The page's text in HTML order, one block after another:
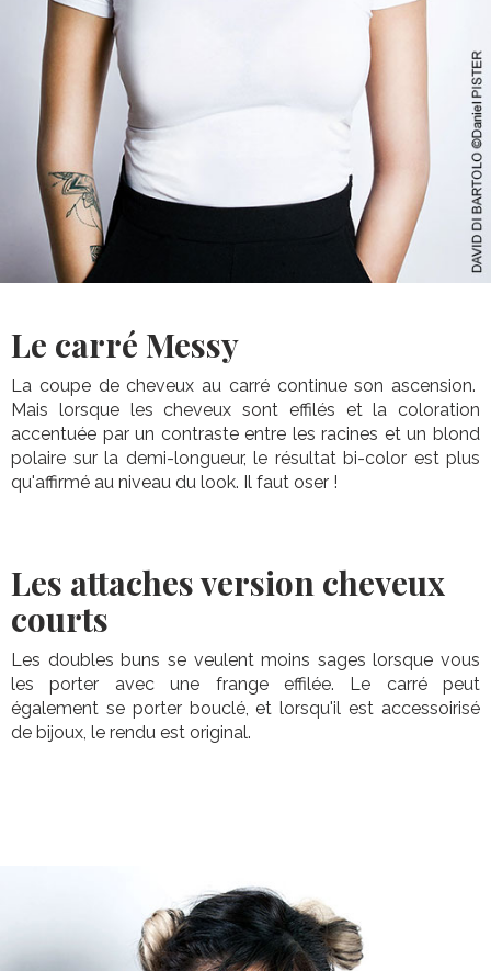
Le carré Messy
La coupe de cheveux au carré continue son ascension.
Mais lorsque les cheveux sont effilés et la coloration
accentuée par un contraste entre les racines et un blond
polaire sur la demi-longueur, le résultat bi-color est plus
qu'affirmé au niveau du look. Il faut oser !
Les attaches version cheveux
courts
Les doubles buns se veulent moins sages lorsque vous
les porter avec une frange effilée. Le carré peut
également se porter bouclé, et lorsqu'il est accessoirisé
de bijoux, le rendu est original.